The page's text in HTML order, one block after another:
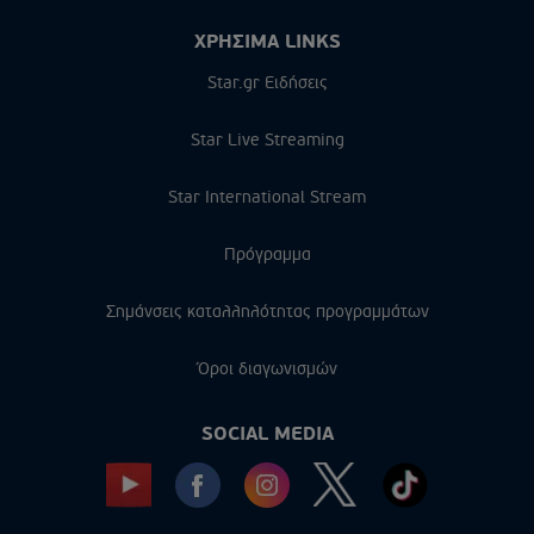
ΧΡΗΣΙΜΑ LINKS
Star.gr Ειδήσεις
Star Live Streaming
Star International Stream
Πρόγραμμα
Σημάνσεις καταλληλότητας προγραμμάτων
Όροι διαγωνισμών
SOCIAL MEDIA